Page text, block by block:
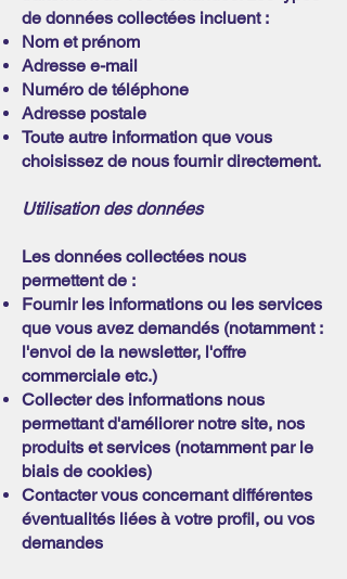
de données collectées incluent :
Nom et prénom
Adresse e-mail
Numéro de téléphone
Adresse postale
Toute autre information que vous
choisissez de nous fournir directement.
Utilisation des données
Les données collectées nous
permettent de :
Fournir les informations ou les services
que vous avez demandés (notamment :
l'envoi de la newsletter, l'offre
commerciale etc.)
Collecter des informations nous
permettant d'améliorer notre site, nos
produits et services (notamment par le
biais de cookies)
Contacter vous concernant différentes
éventualités liées à votre profil, ou vos
demandes